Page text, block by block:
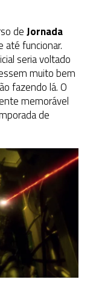
deJornada
até funcionar.
seria voltado
muito bem
fazendo lá. O
memorável
de